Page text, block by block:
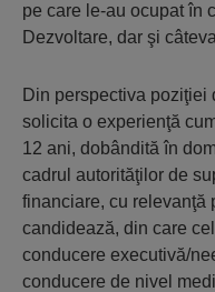
pe care le-au ocupat în
Dezvoltare, dar şi
Din perspectiva poziţiei
solicita o experienţă
12 ani, dobândită în
cadrul autorităţilor de
financiare, cu relevanţă
candidează, din care
conducere executivă/
conducere de nivel